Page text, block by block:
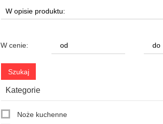
W cenie:
Kategorie
Noże kuchenne